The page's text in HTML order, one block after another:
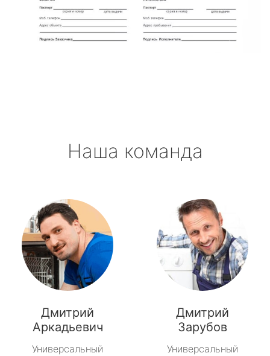
Наша команда
Дмитрий
Аркадьевич
Универсальный
Дмитрий
Зарубов
Универсальный